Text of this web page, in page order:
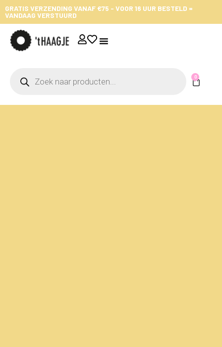
GRATIS VERZENDING VANAF €75 - VOOR 16 UUR BESTELD =
VANDAAG VERSTUURD
0